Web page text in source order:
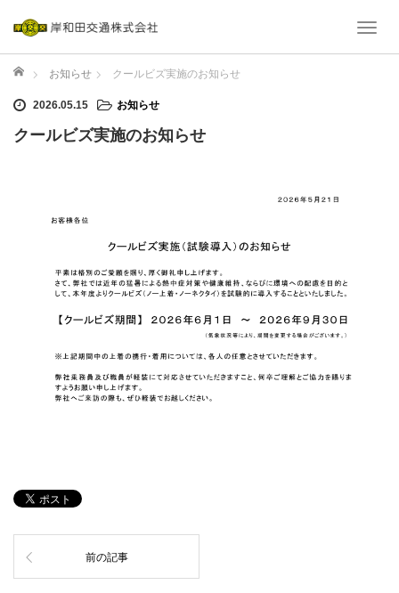
T
o
ホーム お知らせ クールビズ実施のお知らせ
2026.05.15 お知らせ
クールビズ実施のお知らせ
前の記事